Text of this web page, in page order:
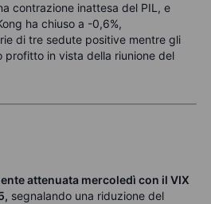
contrazione inattesa del PIL, e
ha chiuso a -0,6%,
di tre sedute positive mentre gli
profitto in vista della riunione del
attenuata mercoledì con il VIX
segnalando una riduzione del